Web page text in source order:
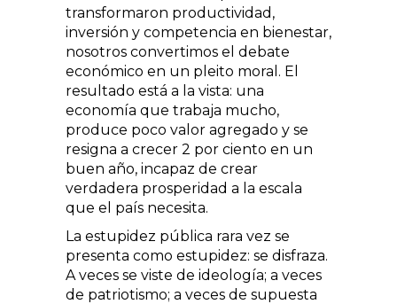
transformaron productividad,
inversión y competencia en bienestar,
nosotros convertimos el debate
económico en un pleito moral. El
resultado está a la vista: una
economía que trabaja mucho,
produce poco valor agregado y se
resigna a crecer 2 por ciento en un
buen año, incapaz de crear
verdadera prosperidad a la escala
que el país necesita.
La estupidez pública rara vez se
presenta como estupidez: se disfraza.
A veces se viste de ideología; a veces
de patriotismo; a veces de supuesta